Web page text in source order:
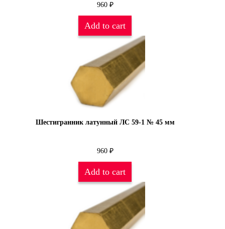
960 ₽
Add to cart
Шестигранник латунный ЛС 59-1 № 45 мм
960 ₽
Add to cart